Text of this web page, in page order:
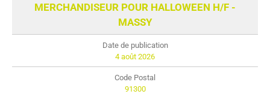
MERCHANDISEUR POUR HALLOWEEN H/F -
MASSY
4 août 2026
91300